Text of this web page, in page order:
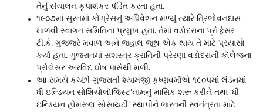
તેનું સંચાલન કૃપાશંકર પંડિત કરતા હતા.
૧૯૦૭માં સુરતમાં કોંગ્રેસનું અધિવેશન મળ્યું ત્યારે ત્રિભોવનદાસ
માળવી સ્વાગત સમિતિના પ્રમુખ હતા. તેમાં વડોદરાના પ્રોફેસર
ટી.કે. ગુજ્જરે મવાળ અને જહાલ જૂથ એક થાય તે માટે પ્રયાસો
કર્યા હતા. ગુજરાતમાં સશસ્ત્ર ક્રાંતિની પ્રેરણા વડોદરાની કૉલેજના
પ્રોલેસર અરવિંદ ઘોષ પાસેથી મળી.
આ સમયે કચ્છી-ગુજરાતી શ્યામજી કૃષ્ણવર્માએ ૧૯૦૫માં લંડનમાં
ધી ઇન્ડિયન સોશિયોલૉજિસ્ટ’નામનું માસિક શરૂ કરીને તથા ‘ધી
ઇન્ડિયન હોમરૂલ સોસાયટી’ સ્થાપીને ભારતની સ્વતંત્રતા માટે